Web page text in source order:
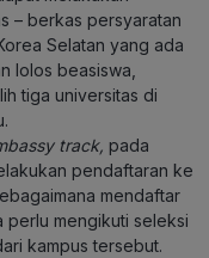
– berkas persyaratan
Selatan yang ada
lolos beasiswa,
tiga universitas di
track, pada
pendaftaran ke
mendaftar
perlu mengikuti seleksi
kampus tersebut.